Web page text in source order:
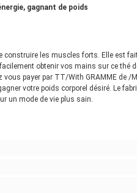
gagnant de poids
construire les muscles forts. Elle est
obtenir vos mains sur ce thé
payer par TT/With GRAMME de /
votre poids corporel désiré. Le
un mode de vie plus sain.